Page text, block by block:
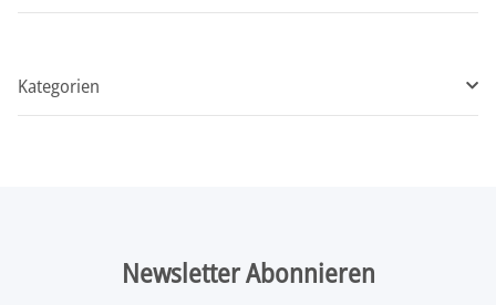
Kategorien
Newsletter Abonnieren